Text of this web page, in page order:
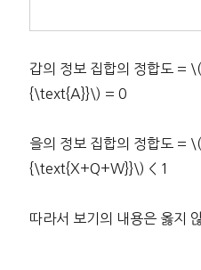
갑의 정보 집합의 정합도
{\text{A}}\) = 0
을의 정보 집합의 정합도
{\text{X+Q+W}}\) < 1
따라서 보기의 내용은 옳지